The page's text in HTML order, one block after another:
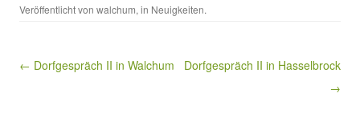
Veröffentlicht von walchum, in Neuigkeiten.
Beitragsnavigation
← Dorfgespräch II in Walchum
Dorfgespräch II in Hasselbrock
→